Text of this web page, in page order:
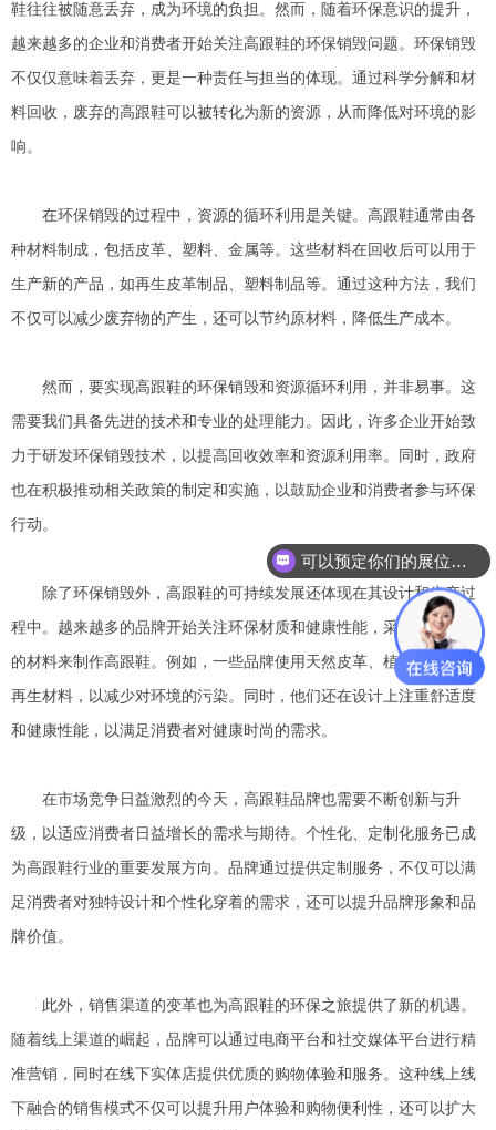
鞋往往被随意丢弃，成为环境的负担。然而，随着环保意识的提升，
越来越多的企业和消费者开始关注高跟鞋的环保销毁问题。环保销毁
不仅仅意味着丢弃，更是一种责任与担当的体现。通过科学分解和材
料回收，废弃的高跟鞋可以被转化为新的资源，从而降低对环境的影
响。
在环保销毁的过程中，资源的循环利用是关键。高跟鞋通常由各
种材料制成，包括皮革、塑料、金属等。这些材料在回收后可以用于
生产新的产品，如再生皮革制品、塑料制品等。通过这种方法，我们
不仅可以减少废弃物的产生，还可以节约原材料，降低生产成本。
然而，要实现高跟鞋的环保销毁和资源循环利用，并非易事。这
需要我们具备先进的技术和专业的处理能力。因此，许多企业开始致
力于研发环保销毁技术，以提高回收效率和资源利用率。同时，政府
也在积极推动相关政策的制定和实施，以鼓励企业和消费者参与环保
行动。
除了环保销毁外，高跟鞋的可持续发展还体现在其设计和生产过
程中。越来越多的品牌开始关注环保材质和健康性能，采用更加环保
的材料来制作高跟鞋。例如，一些品牌使用天然皮革、植物纤维等可
再生材料，以减少对环境的污染。同时，他们还在设计上注重舒适度
和健康性能，以满足消费者对健康时尚的需求。
在市场竞争日益激烈的今天，高跟鞋品牌也需要不断创新与升
级，以适应消费者日益增长的需求与期待。个性化、定制化服务已成
为高跟鞋行业的重要发展方向。品牌通过提供定制服务，不仅可以满
足消费者对独特设计和个性化穿着的需求，还可以提升品牌形象和品
牌价值。
此外，销售渠道的变革也为高跟鞋的环保之旅提供了新的机遇。
随着线上渠道的崛起，品牌可以通过电商平台和社交媒体平台进行精
准营销，同时在线下实体店提供优质的购物体验和服务。这种线上线
下融合的销售模式不仅可以提升用户体验和购物便利性，还可以扩大
可以预定你们的展位吗？